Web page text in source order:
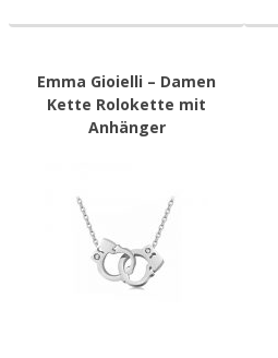
Emma Gioielli – Damen
Kette Rolokette mit
Anhänger